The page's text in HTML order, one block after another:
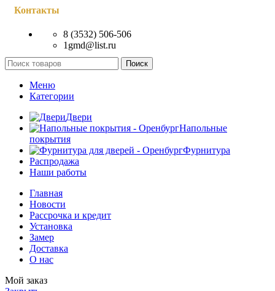
Контакты
8 (3532) 506-506
1gmd@list.ru
Поиск
Меню
Категории
Двери
Напольные
покрытия
Фурнитура
Распродажа
Наши работы
Главная
Новости
Рассрочка и кредит
Установка
Замер
Доставка
О нас
Мой заказ